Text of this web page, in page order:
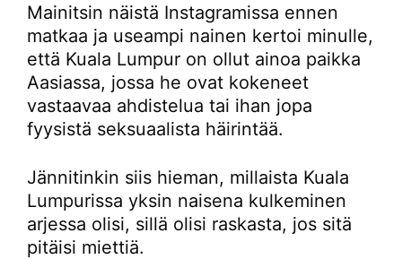
Mainitsin näistä Instagramissa ennen
matkaa ja useampi nainen kertoi minulle,
että Kuala Lumpur on ollut ainoa paikka
Aasiassa, jossa he ovat kokeneet
vastaavaa ahdistelua tai ihan jopa
fyysistä seksuaalista häirintää.
Jännitinkin siis hieman, millaista Kuala
Lumpurissa yksin naisena kulkeminen
arjessa olisi, sillä olisi raskasta, jos sitä
pitäisi miettiä.